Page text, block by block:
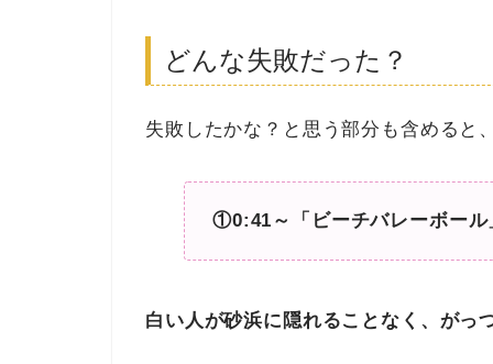
どんな失敗だった？
失敗したかな？と思う部分も含めると
①0:41～「ビーチバレーボール
白い人が砂浜に隠れることなく、がっ